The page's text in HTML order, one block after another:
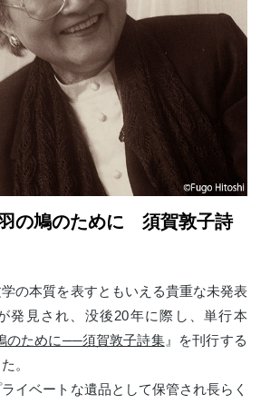
の鳩のために 須賀敦子詩
の本質を表すともいえる貴重な未発表
発見され、没後20年に際し、単行本
のために──須賀敦子詩集』を刊行する
。
イベートな遺品として保管され長らく